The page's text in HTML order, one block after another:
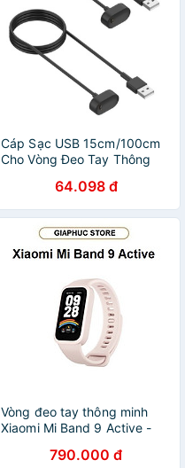
Cáp Sạc USB 15cm/100cm
Cho Vòng Đeo Tay Thông
64.098 đ
Vòng đeo tay thông minh
Xiaomi Mi Band 9 Active -
790.000 đ